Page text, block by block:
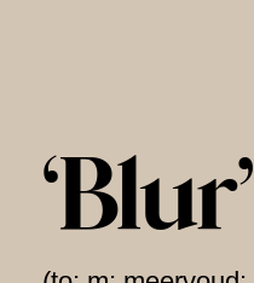
‘Blur’